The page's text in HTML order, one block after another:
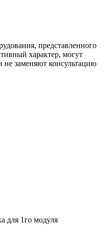
представленного
характер, могут
не заменяют консультацию
для 1го модуля